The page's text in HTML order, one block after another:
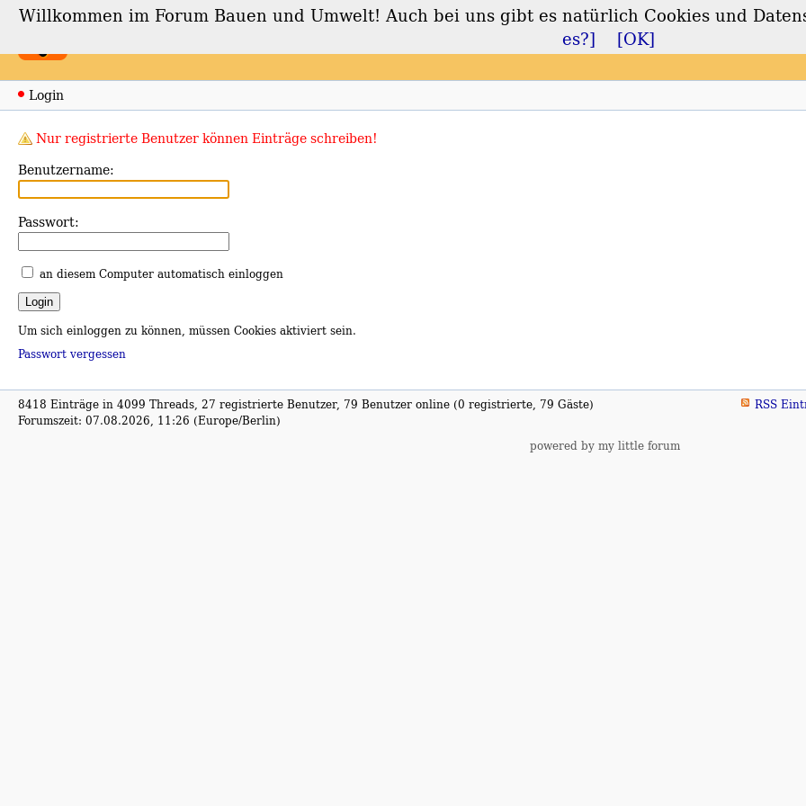
Forum Bauen und Umwelt
Login
Nur registrierte Benutzer können Einträge schreiben!
Benutzername:
Passwort:
an diesem Computer automatisch einloggen
Um sich einloggen zu können, müssen Cookies aktiviert sein.
Passwort vergessen
8418 Einträge in 4099 Threads, 27 registrierte Benutzer, 79 Benutzer online (0 registrierte, 79 Gäste)
Forumszeit: 07.08.2026, 11:26 (Europe/Berlin)
RSS
powered by my little forum
Willkommen im Forum Bauen und Umwelt! Auch bei uns gibt es natürlich Cookies und
es?]
[OK]